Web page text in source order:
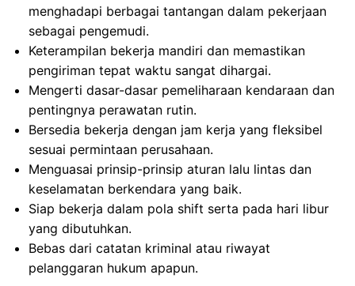
menghadapi berbagai tantangan dalam pekerjaan
sebagai pengemudi.
Keterampilan bekerja mandiri dan memastikan
pengiriman tepat waktu sangat dihargai.
Mengerti dasar-dasar pemeliharaan kendaraan dan
pentingnya perawatan rutin.
Bersedia bekerja dengan jam kerja yang fleksibel
sesuai permintaan perusahaan.
Menguasai prinsip-prinsip aturan lalu lintas dan
keselamatan berkendara yang baik.
Siap bekerja dalam pola shift serta pada hari libur
yang dibutuhkan.
Bebas dari catatan kriminal atau riwayat
pelanggaran hukum apapun.